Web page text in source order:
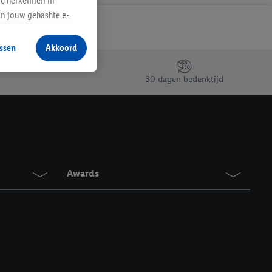
30 dagen bedenktijd
Awards
jouw gehashte e-
producten waarin je
te plaatsen
verschillende
kunnen worden
vergelijkbare
in te
Akkoord